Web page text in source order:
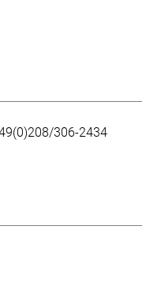
306-2434